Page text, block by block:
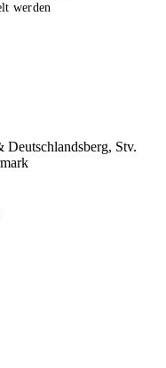
werden
Stv.